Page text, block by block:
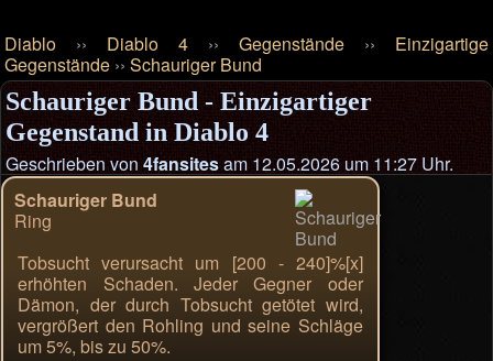
Diablo ›› Diablo 4 ›› Gegenstände›› Einzigartige
Gegenstände ››Schauriger Bund
Schauriger Bund - Einzigartiger
Gegenstand in Diablo 4
Geschrieben von4fansitesam 12.05.2026 um 11:27 Uhr.
Schauriger Bund
Ring
Tobsucht verursacht um [200 - 240]%[x]
erhöhten Schaden. Jeder Gegner oder
Dämon, der durch Tobsucht getötet wird,
vergrößert den Rohling und seine Schläge
um 5%, bis zu 50%.